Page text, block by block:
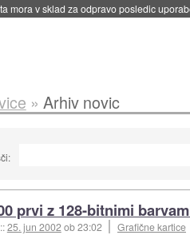
mora v sklad za odpravo posledic
» Arhiv novic
prvi z 128-bitnimi
::25. jun 2002ob 23:02
Grafične kartice